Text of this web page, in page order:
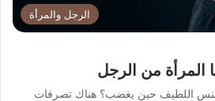
الرجل والمرأة
اللطيف حين يغضب؟ هناك تصرفات